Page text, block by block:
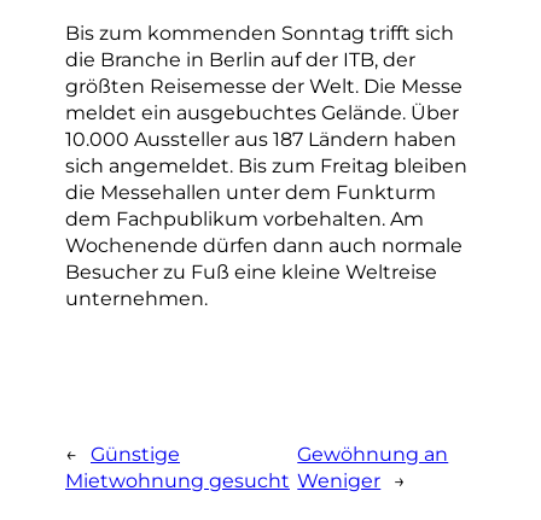
Bis zum kommenden Sonntag trifft sich
die Branche in Berlin auf der ITB, der
größten Reisemesse der Welt. Die Messe
meldet ein ausgebuchtes Gelände. Über
10.000 Aussteller aus 187 Ländern haben
sich angemeldet. Bis zum Freitag bleiben
die Messehallen unter dem Funkturm
dem Fachpublikum vorbehalten. Am
Wochenende dürfen dann auch normale
Besucher zu Fuß eine kleine Weltreise
unternehmen.
← Günstige
Mietwohnung gesucht
Gewöhnung an
Weniger →